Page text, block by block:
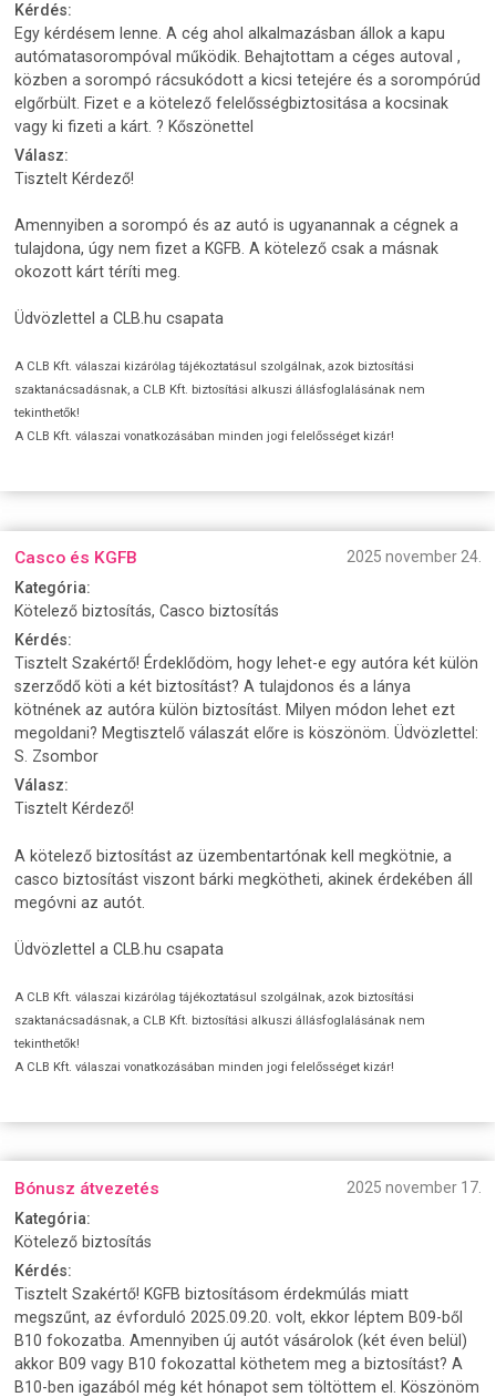
Kérdés:
Egy kérdésem lenne. A cég ahol alkalmazásban állok a kapu
autómatasorompóval működik. Behajtottam a céges autoval ,
közben a sorompó rácsukódott a kicsi tetejére és a sorompórúd
elgőrbült. Fizet e a kötelező felelősségbiztositása a kocsinak
vagy ki fizeti a kárt. ? Kőszönettel
Válasz:
Tisztelt Kérdező!
Amennyiben a sorompó és az autó is ugyanannak a cégnek a
tulajdona, úgy nem fizet a KGFB. A kötelező csak a másnak
okozott kárt téríti meg.
Üdvözlettel a CLB.hu csapata
A CLB Kft. válaszai kizárólag tájékoztatásul szolgálnak, azok biztosítási
szaktanácsadásnak, a CLB Kft. biztosítási alkuszi állásfoglalásának nem
tekinthetők!
A CLB Kft. válaszai vonatkozásában minden jogi felelősséget kizár!
Casco és KGFB
2025 november 24.
Kategória:
Kötelező biztosítás, Casco biztosítás
Kérdés:
Tisztelt Szakértő! Érdeklődöm, hogy lehet-e egy autóra két külön
szerződő köti a két biztosítást? A tulajdonos és a lánya
kötnének az autóra külön biztosítást. Milyen módon lehet ezt
megoldani? Megtisztelő válaszát előre is köszönöm. Üdvözlettel:
S. Zsombor
Válasz:
Tisztelt Kérdező!
A kötelező biztosítást az üzembentartónak kell megkötnie, a
casco biztosítást viszont bárki megkötheti, akinek érdekében áll
megóvni az autót.
Üdvözlettel a CLB.hu csapata
A CLB Kft. válaszai kizárólag tájékoztatásul szolgálnak, azok biztosítási
szaktanácsadásnak, a CLB Kft. biztosítási alkuszi állásfoglalásának nem
tekinthetők!
A CLB Kft. válaszai vonatkozásában minden jogi felelősséget kizár!
Bónusz átvezetés
2025 november 17.
Kategória:
Kötelező biztosítás
Kérdés:
Tisztelt Szakértő! KGFB biztosításom érdekmúlás miatt
megszűnt, az évforduló 2025.09.20. volt, ekkor léptem B09-ből
B10 fokozatba. Amennyiben új autót vásárolok (két éven belül)
akkor B09 vagy B10 fokozattal köthetem meg a biztosítást? A
B10-ben igazából még két hónapot sem töltöttem el. Köszönöm